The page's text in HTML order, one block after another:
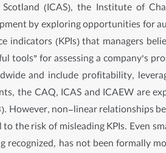
(ICAS), the Institute of
by exploring opportunities for
indicators (KPIs) that managers
for assessing a company’s
and include profitability,
the CAQ, ICAS and ICAEW are
However, non-linear relationships
the risk of misleading KPIs. Even
has not been formally